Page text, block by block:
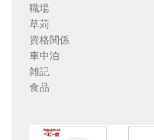
職場
草苅
資格関係
車中泊
雑記
食品